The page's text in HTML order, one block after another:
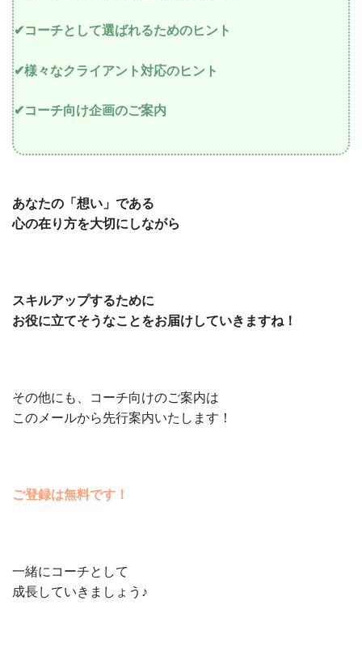
✔︎コーチとして選ばれるためのヒント
✔︎様々なクライアント対応のヒント
✔︎コーチ向け企画のご案内
あなたの「想い」である
心の在り方を大切にしながら
スキルアップするために
お役に立てそうなことをお届けしていきますね！
その他にも、コーチ向けのご案内は
このメールから先行案内いたします！
ご登録は無料です！
一緒にコーチとして
成長していきましょう♪